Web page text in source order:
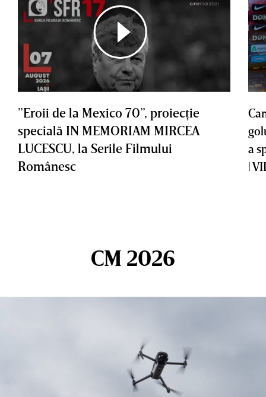
”Eroii de la Mexico 70”, proiecţie
specială IN MEMORIAM MIRCEA
LUCESCU, la Serile Filmului
Românesc
a
|
CM 2026